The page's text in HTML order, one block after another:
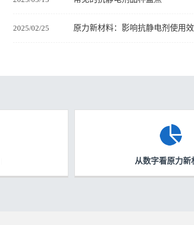
2025/02/25 原力新材料：影响抗静电剂使用
从数字看原力新